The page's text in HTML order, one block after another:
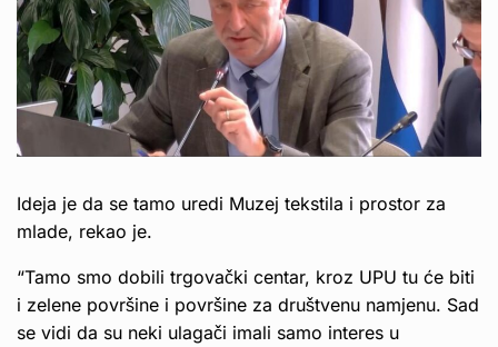
Ideja je da se tamo uredi Muzej tekstila i prostor za
mlade, rekao je.
“Tamo smo dobili trgovački centar, kroz UPU tu će biti
i zelene površine i površine za društvenu namjenu. Sad
se vidi da su neki ulagači imali samo interes u